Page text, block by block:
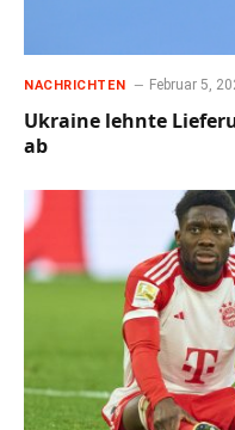
NACHRICHTEN Februar 5,
Ukraine lehnte
ab